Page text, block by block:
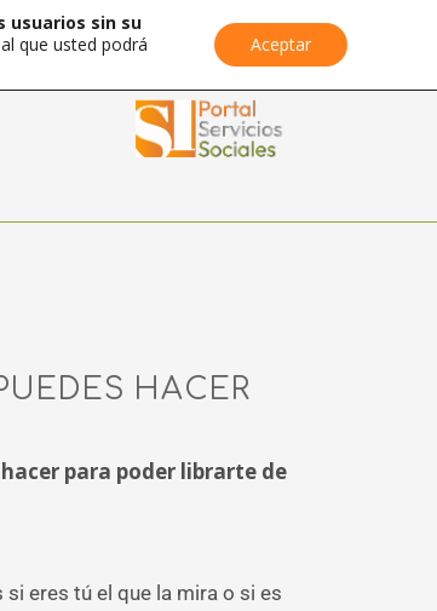
HACER
para poder librarte de
eres tú el que la mira o si es
usuarios sin su
que usted podrá
Aceptar